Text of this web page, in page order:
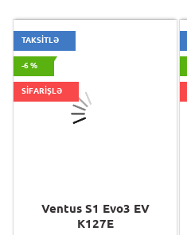
TAKSİTLƏ
-6 %
SİFARİŞLƏ
Ventus S1 Evo3 EV
K127E